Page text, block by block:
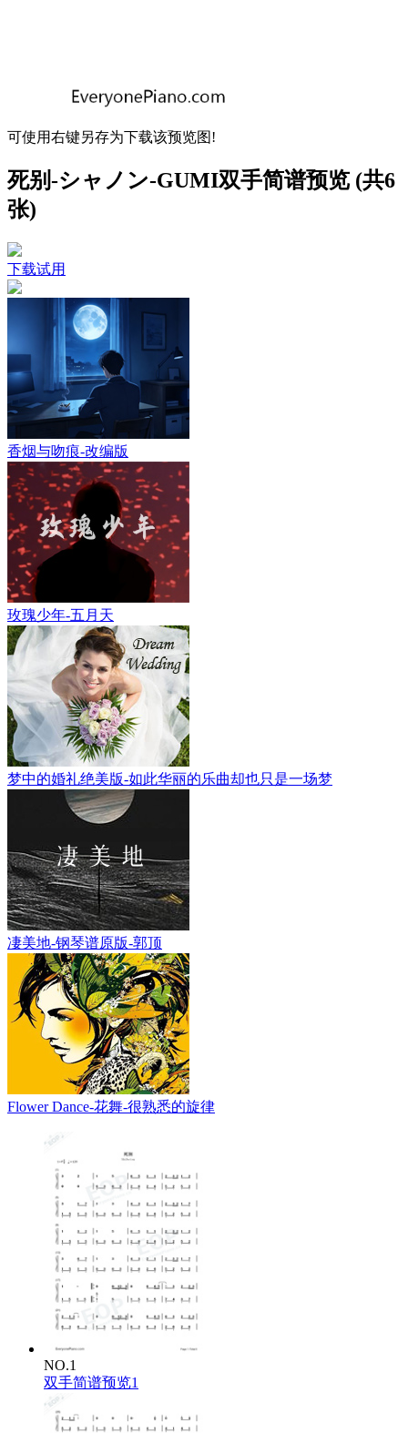
可使用右键另存为下载该预览图!
死别-シャノン-GUMI双手简谱预览 (共6
张)
下载试用
香烟与吻痕-改编版
玫瑰少年-五月天
梦中的婚礼绝美版-如此华丽的乐曲却也只是一场梦
凄美地-钢琴谱原版-郭顶
Flower Dance-花舞-很熟悉的旋律
NO.1
双手简谱预览1